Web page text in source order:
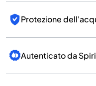
Protezione
Autenticato da